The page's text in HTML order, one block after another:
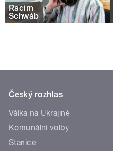
Radim
Schwáb
Český rozhlas
Válka na Ukrajině
Komunální volby
Stanice